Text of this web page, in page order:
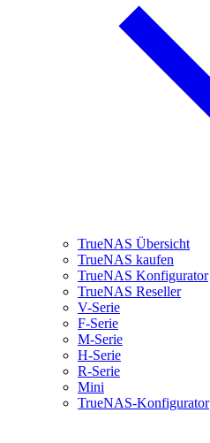
TrueNAS Übersicht
TrueNAS kaufen
TrueNAS Konfigurator
TrueNAS Reseller
V-Serie
F-Serie
M-Serie
H-Serie
R-Serie
Mini
TrueNAS-Konfigurator